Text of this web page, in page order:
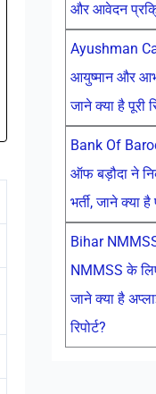
और आवेदन
Ayushman
आयुष्मान और
जाने क्या है पूरी
Bank Of
ऑफ बड़ौदा ने
भर्ती, जाने क्या है
Bihar
NMMSS के
जाने क्या है
रिपोर्ट?